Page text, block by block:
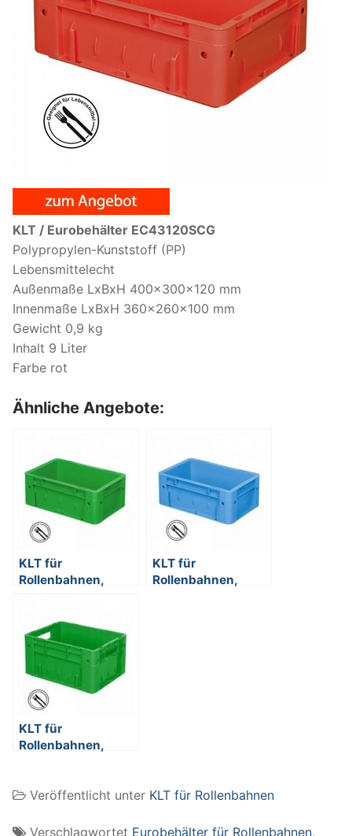
KLT / Eurobehälter EC43120SCG
Polypropylen-Kunststoff (PP)
Lebensmittelecht
Außenmaße LxBxH 400x300x120 mm
Innenmaße LxBxH 360x260x100 mm
Gewicht 0,9 kg
Inhalt 9 Liter
Farbe rot
Ähnliche Angebote:
KLT für
Rollenbahnen,
120 mm, grün
KLT für
Rollenbahnen,
KLT für
Rollenbahnen,
210 mm, grün
Veröffentlicht unter KLT für Rollenbahnen
Verschlagwortet Eurobehälter für Rollenbahnen,